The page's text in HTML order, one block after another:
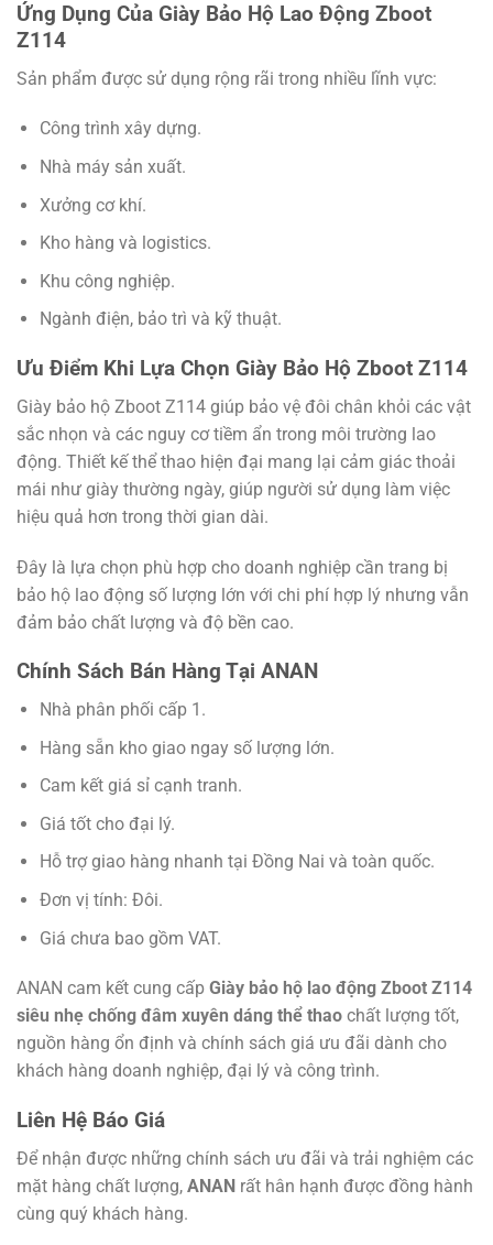
Ứng Dụng Của Giày Bảo Hộ Lao Động Zboot
Z114
Sản phẩm được sử dụng rộng rãi trong nhiều lĩnh vực:
Công trình xây dựng.
Nhà máy sản xuất.
Xưởng cơ khí.
Kho hàng và logistics.
Khu công nghiệp.
Ngành điện, bảo trì và kỹ thuật.
Ưu Điểm Khi Lựa Chọn Giày Bảo Hộ Zboot Z114
Giày bảo hộ Zboot Z114 giúp bảo vệ đôi chân khỏi các vật
sắc nhọn và các nguy cơ tiềm ẩn trong môi trường lao
động. Thiết kế thể thao hiện đại mang lại cảm giác thoải
mái như giày thường ngày, giúp người sử dụng làm việc
hiệu quả hơn trong thời gian dài.
Đây là lựa chọn phù hợp cho doanh nghiệp cần trang bị
bảo hộ lao động số lượng lớn với chi phí hợp lý nhưng vẫn
đảm bảo chất lượng và độ bền cao.
Chính Sách Bán Hàng Tại ANAN
Nhà phân phối cấp 1.
Hàng sẵn kho giao ngay số lượng lớn.
Cam kết giá sỉ cạnh tranh.
Giá tốt cho đại lý.
Hỗ trợ giao hàng nhanh tại Đồng Nai và toàn quốc.
Đơn vị tính: Đôi.
Giá chưa bao gồm VAT.
ANAN cam kết cung cấp Giày bảo hộ lao động Zboot Z114
siêu nhẹ chống đâm xuyên dáng thể thao chất lượng tốt,
nguồn hàng ổn định và chính sách giá ưu đãi dành cho
khách hàng doanh nghiệp, đại lý và công trình.
Liên Hệ Báo Giá
Để nhận được những chính sách ưu đãi và trải nghiệm các
mặt hàng chất lượng, ANAN rất hân hạnh được đồng hành
cùng quý khách hàng.